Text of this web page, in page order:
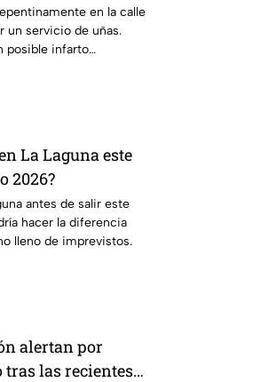
en la calle
un servicio de uñas.
posible infarto
La Laguna este
2026?
antes de salir este
hacer la diferencia
lleno de imprevistos.
alertan por
tras las recientes